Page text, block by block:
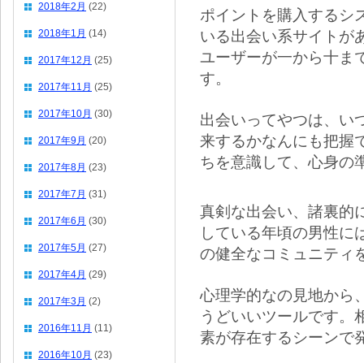
ポイントを購入するシ
いる出会い系サイトが
ユーザーが一から十ま
す。
出会いってやつは、い
来するかなんにも把握
ちを意識して、心身の
真剣な出会い、諸裏的
している年頃の男性に
の健全なコミュニティ
心理学的なの見地から
うどいいツールです。
素が存在するシーンで
2018年2月 (22)
2018年1月 (14)
2017年12月 (25)
2017年11月 (25)
2017年10月 (30)
2017年9月 (20)
2017年8月 (23)
2017年7月 (31)
2017年6月 (30)
2017年5月 (27)
2017年4月 (29)
2017年3月 (2)
2016年11月 (11)
2016年10月 (23)